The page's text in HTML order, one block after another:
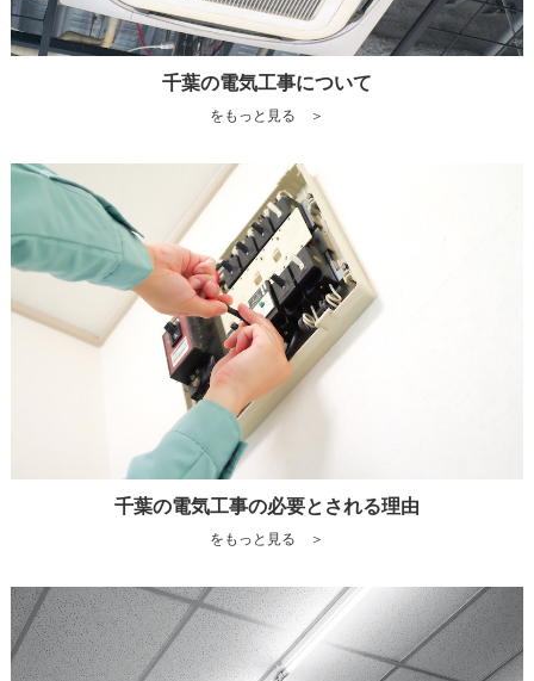
千葉の電気工事について
をもっと見る ＞
千葉の電気工事の必要とされる理由
をもっと見る ＞